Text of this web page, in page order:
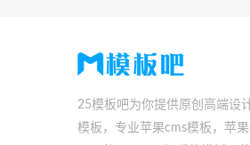
25模板吧为你提供原创高端设
模板，专业苹果cms模板，苹